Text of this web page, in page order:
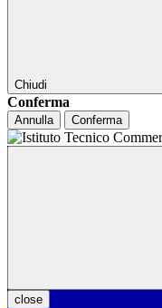
Chiudi
Conferma
Annulla Conferma
close